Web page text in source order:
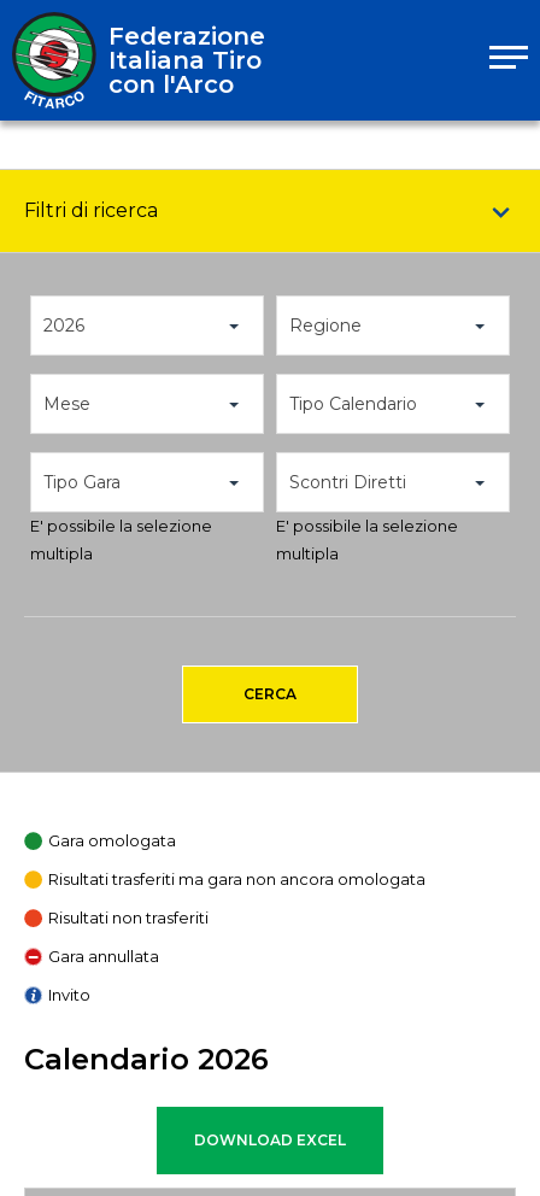
Federazione
Italiana Tiro
con l'Arco
Filtri di ricerca
2026 Regione
Mese Tipo Calendario
Tipo Gara
E' possibile la selezione
multipla
Scontri Diretti
E' possibile la selezione
multipla
CERCA
Gara omologata
Risultati trasferiti ma gara non ancora omologata
Risultati non trasferiti
Gara annullata
Invito
Calendario 2026